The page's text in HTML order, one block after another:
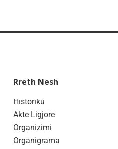
Rreth Nesh
Historiku
Akte Ligjore
Organizimi
Organigrama